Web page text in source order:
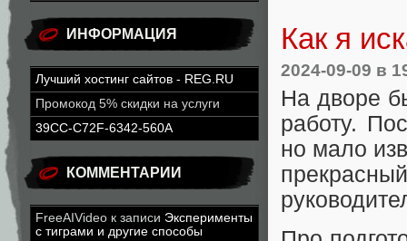
ИНФОРМАЦИЯ
Лучший хостинг сайтов - REG.RU
Промокод 5% скидки на услуги
39CC-C72F-6342-560A
КОММЕНТАРИИ
FreeAIVideo к записи Эксперименты
с тиграми и другие способы
Как я
2024-09-09 в
На дворе
работу.
но мало